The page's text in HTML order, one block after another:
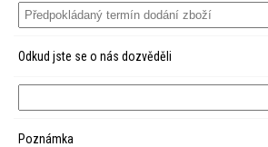
Odkud jste se o nás dozvěděli
Poznámka